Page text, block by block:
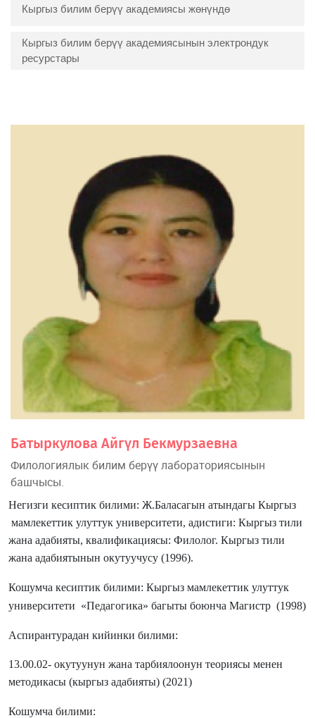
Кыргыз билим берүү академиясы жөнүндө
Кыргыз билим берүү академиясынын электрондук
ресурстары
Батыркулова Айгүл Бекмурзаевна
Филологиялык билим берүү лабораториясынын
башчысы.
Негизги кесиптик билими: Ж.Баласагын атындагы Кыргыз
мамлекеттик улуттук университети, адистиги: Кыргыз тили
жана адабияты, квалификациясы: Филолог. Кыргыз тили
жана адабиятынын окутуучусу (1996).
Кошумча кесиптик билими: Кыргыз мамлекеттик улуттук
университети «Педагогика» багыты боюнча Магистр (1998)
Аспирантурадан кийинки билими:
13.00.02- окутуунун жана тарбиялоонун теориясы менен
методикасы (кыргыз адабияты) (2021)
Кошумча билими: